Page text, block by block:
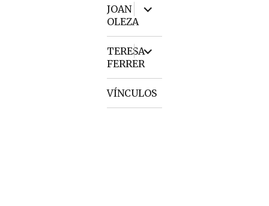
JOAN
OLEZA
expand
child
menu
TERESA
FERRER
expand
child
menu
VÍNCULOS